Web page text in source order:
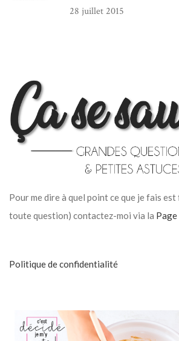
28 juillet 2015
Pour me dire à quel point ce que je fais
toute question) contactez-moi via la
Politique de confidentialité